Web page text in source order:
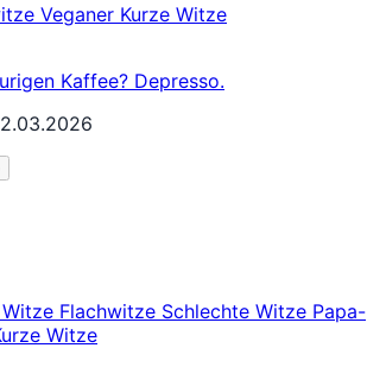
Veganer Kurze Witze
Kaffee? Depresso.
Flachwitze Schlechte Witze Papa-
Witze